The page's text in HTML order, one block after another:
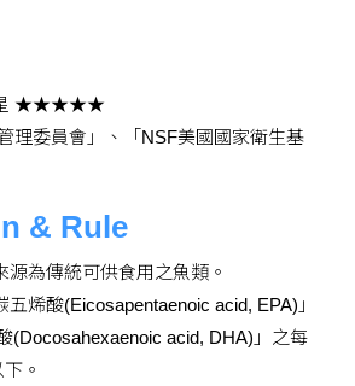
星 ★★★★★
理委員會」、「NSF美國國家衛生基
& Rule
源為傳統可供食用之魚類。
烯酸(Eicosapentaenoic acid, EPA)」
(Docosahexaenoic acid, DHA)」之每
。